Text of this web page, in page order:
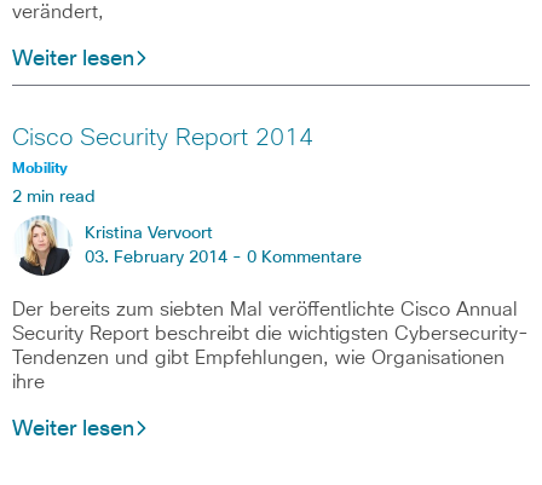
verändert,
Weiter lesen
Cisco Security Report 2014
Mobility
2 min read
Kristina Vervoort
03. February 2014 - 0 Kommentare
Der bereits zum siebten Mal veröffentlichte Cisco Annual
Security Report beschreibt die wichtigsten Cybersecurity-
Tendenzen und gibt Empfehlungen, wie Organisationen
ihre
Weiter lesen